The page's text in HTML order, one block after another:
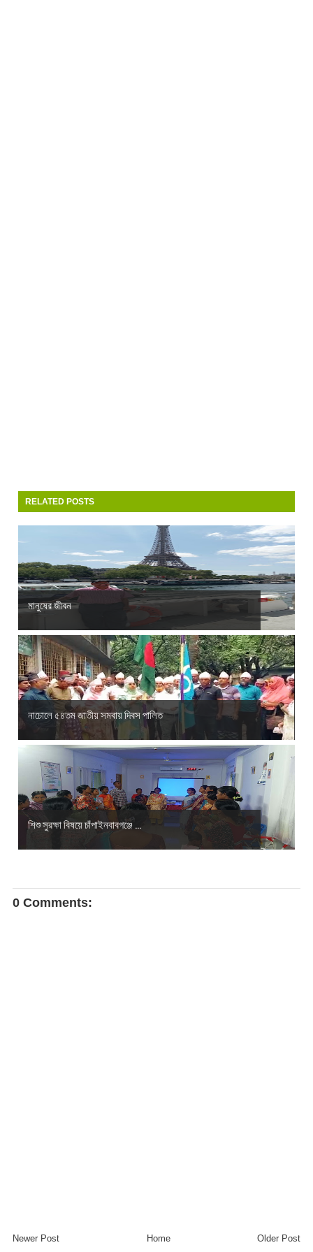
RELATED POSTS
মানুষের জীবন
নাচোলে ৫৪তম জাতীয় সমবায় দিবস পালিত
শিশু সুরক্ষা বিষয়ে চাঁপাইনবাবগঞ্জে ...
0 Comments:
Newer Post Older Post
Home